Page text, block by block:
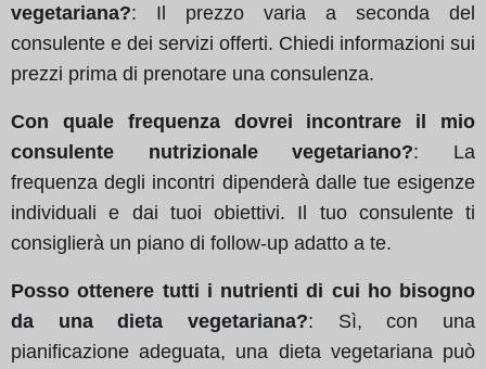
vegetariana?: Il prezzo varia a seconda del
consulente e dei servizi offerti. Chiedi informazioni sui
prezzi prima di prenotare una consulenza.
Con quale frequenza dovrei incontrare il mio
consulente nutrizionale vegetariano?: La
frequenza degli incontri dipenderà dalle tue esigenze
individuali e dai tuoi obiettivi. Il tuo consulente ti
consiglierà un piano di follow-up adatto a te.
Posso ottenere tutti i nutrienti di cui ho bisogno
da una dieta vegetariana?: Sì, con una
pianificazione adeguata, una dieta vegetariana può